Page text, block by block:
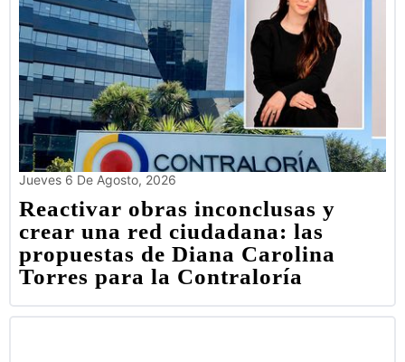
Jueves 6 De Agosto, 2026
Reactivar obras inconclusas y
crear una red ciudadana: las
propuestas de Diana Carolina
Torres para la Contraloría